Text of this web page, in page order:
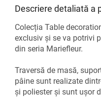
Descriere detaliată a
Colecția Table
exclusiv și se va potrivi
din seria Mariefleur.
Traversă de masă,
pâine sunt realizate
și poliester și sunt ușor